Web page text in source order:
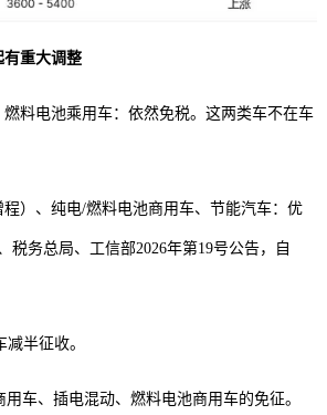
有重大调整
燃料电池乘用车：依然免税。这两类车不在车
）、纯电/燃料电池商用车、节能汽车：优
税务总局、工信部2026年第19号公告，自
半征收。
车、插电混动、燃料电池商用车的免征。